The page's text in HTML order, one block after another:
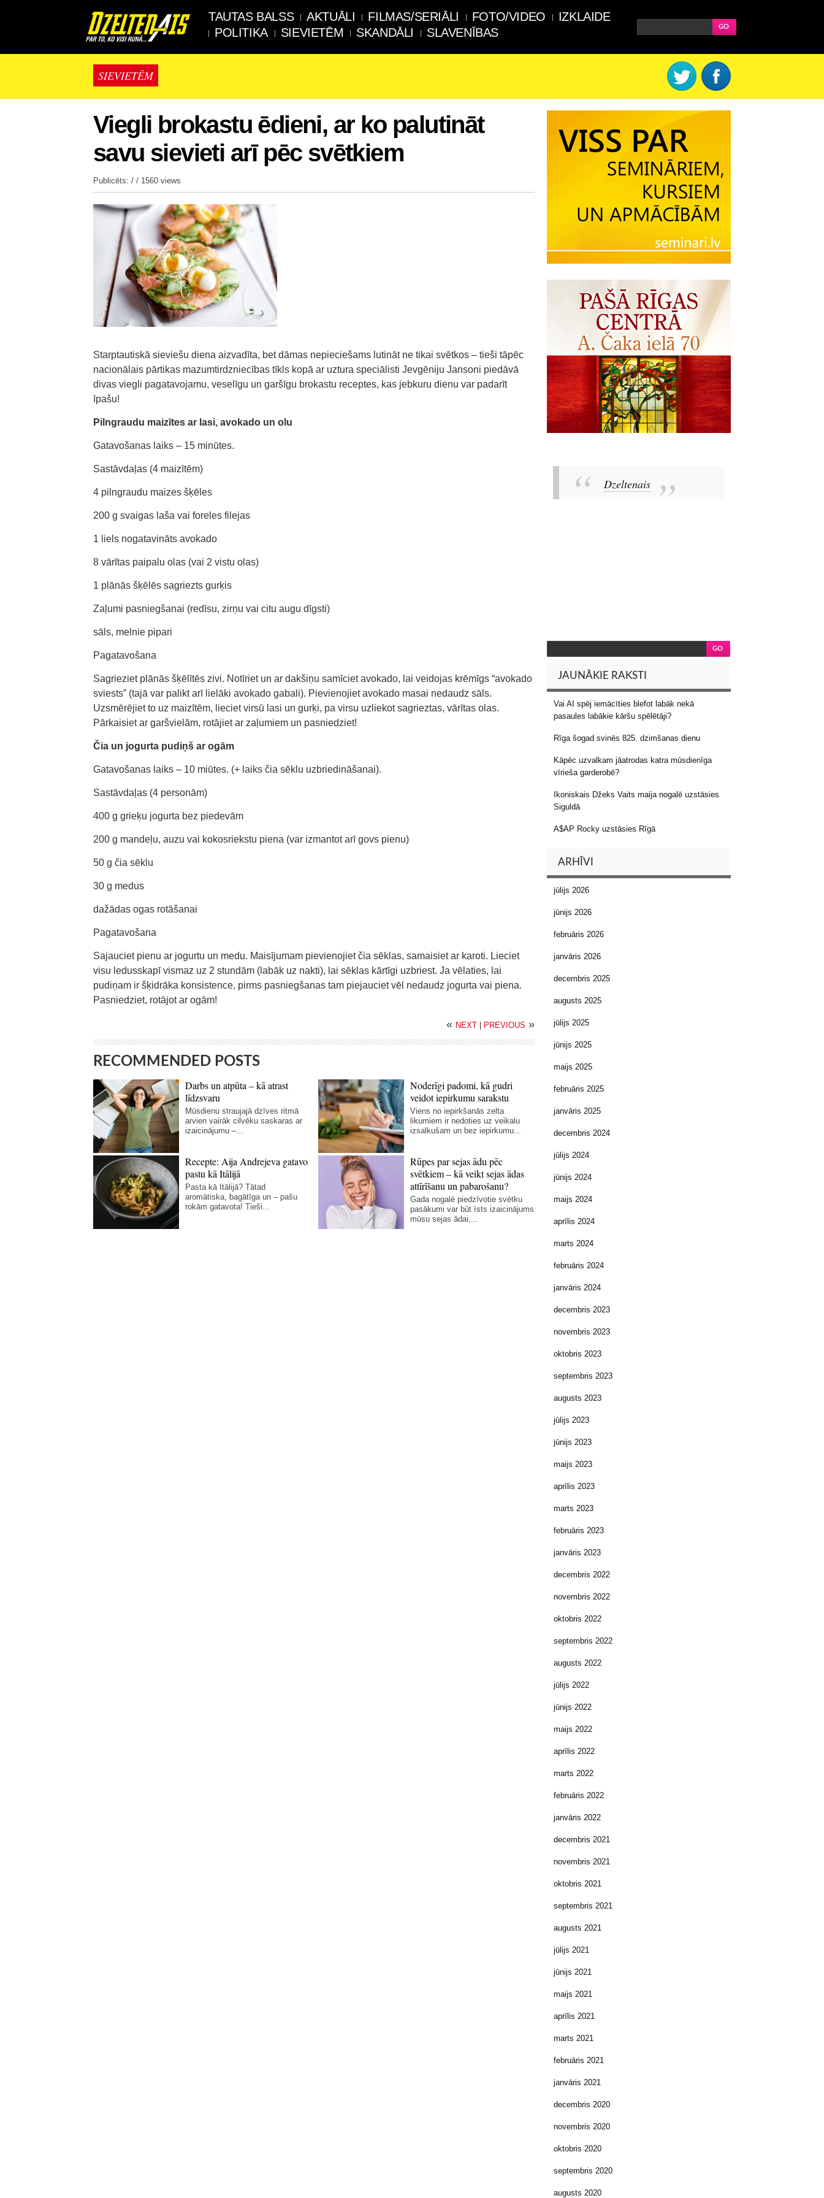
TAUTAS BALSS AKTUĀLI FILMAS/SERIĀLI FOTO/VIDEO
IZKLAIDE
POLITIKA
SIEVIETĒM SKANDĀLI SLAVENĪBAS
SIEVIETĒM
Viegli brokastu ēdieni, ar ko palutināt
savu sievieti arī pēc svētkiem
Publicēts: / / 1560 views
Starptautiskā sieviešu diena aizvadīta, bet dāmas nepieciešams lutināt ne tikai svētkos – tieši tāpēc
nacionālais pārtikas mazumtirdzniecības tīkls kopā ar uztura speciālisti Jevgēniju Jansoni piedāvā
divas viegli pagatavojamu, veselīgu un garšīgu brokastu receptes, kas jebkuru dienu var padarīt
īpašu!
Pilngraudu maizītes ar lasi, avokado un olu
Gatavošanas laiks – 15 minūtes.
Sastāvdaļas (4 maizītēm)
4 pilngraudu maizes šķēles
200 g svaigas laša vai foreles filejas
1 liels nogatavināts avokado
8 vārītas paipalu olas (vai 2 vistu olas)
1 plānās šķēlēs sagriezts gurķis
Zaļumi pasniegšanai (redīsu, zirņu vai citu augu dīgsti)
sāls, melnie pipari
Pagatavošana
Sagrieziet plānās šķēlītēs zivi. Notīriet un ar dakšiņu samīciet avokado, lai veidojas krēmīgs “avokado
sviests” (tajā var palikt arī lielāki avokado gabali). Pievienojiet avokado masai nedaudz sāls.
Uzsmērējiet to uz maizītēm, lieciet virsū lasi un gurķi, pa virsu uzliekot sagrieztas, vārītas olas.
Pārkaisiet ar garšvielām, rotājiet ar zaļumiem un pasniedziet!
Čia un jogurta pudiņš ar ogām
Gatavošanas laiks – 10 miūtes. (+ laiks čia sēklu uzbriedināšanai).
Sastāvdaļas (4 personām)
400 g grieķu jogurta bez piedevām
200 g mandeļu, auzu vai kokosriekstu piena (var izmantot arī govs pienu)
50 g čia sēklu
30 g medus
dažādas ogas rotāšanai
Pagatavošana
Sajauciet pienu ar jogurtu un medu. Maisījumam pievienojiet čia sēklas, samaisiet ar karoti. Lieciet
visu ledusskapī vismaz uz 2 stundām (labāk uz nakti), lai sēklas kārtīgi uzbriest. Ja vēlaties, lai
pudiņam ir šķidrāka konsistence, pirms pasniegšanas tam piejauciet vēl nedaudz jogurta vai piena.
Pasniedziet, rotājot ar ogām!
« NEXT PREVIOUS »
RECOMMENDED POSTS
Darbs un atpūta – kā atrast
līdzsvaru
Mūsdienu straujajā dzīves ritmā
arvien vairāk cilvēku saskaras ar
izaicinājumu –...
Noderīgi padomi, kā gudri
veidot iepirkumu sarakstu
Viens no iepirkšanās zelta
likumiem ir nedoties uz veikalu
izsalkušam un bez iepirkumu...
Recepte: Aija Andrejeva gatavo
pastu kā Itālijā
Pasta kā Itālijā? Tātad
aromātiska, bagātīga un – pašu
rokām gatavota! Tieši...
Rūpes par sejas ādu pēc
svētkiem – kā veikt sejas ādas
attīrīšanu un pabarošanu?
Gada nogalē piedzīvotie svētku
pasākumi var būt īsts izaicinājums
mūsu sejas ādai,...
Dzeltenais
JAUNĀKIE RAKSTI
Vai AI spēj iemācīties blefot labāk nekā
pasaules labākie kāršu spēlētāji?
Rīga šogad svinēs 825. dzimšanas dienu
Kāpēc uzvalkam jāatrodas katra mūsdienīga
vīrieša garderobē?
Ikoniskais Džeks Vaits maija nogalē uzstāsies
Siguldā
A$AP Rocky uzstāsies Rīgā
ARHĪVI
jūlijs 2026
jūnijs 2026
februāris 2026
janvāris 2026
decembris 2025
augusts 2025
jūlijs 2025
jūnijs 2025
maijs 2025
februāris 2025
janvāris 2025
decembris 2024
jūlijs 2024
jūnijs 2024
maijs 2024
aprīlis 2024
marts 2024
februāris 2024
janvāris 2024
decembris 2023
novembris 2023
oktobris 2023
septembris 2023
augusts 2023
jūlijs 2023
jūnijs 2023
maijs 2023
aprīlis 2023
marts 2023
februāris 2023
janvāris 2023
decembris 2022
novembris 2022
oktobris 2022
septembris 2022
augusts 2022
jūlijs 2022
jūnijs 2022
maijs 2022
aprīlis 2022
marts 2022
februāris 2022
janvāris 2022
decembris 2021
novembris 2021
oktobris 2021
septembris 2021
augusts 2021
jūlijs 2021
jūnijs 2021
maijs 2021
aprīlis 2021
marts 2021
februāris 2021
janvāris 2021
decembris 2020
novembris 2020
oktobris 2020
septembris 2020
augusts 2020